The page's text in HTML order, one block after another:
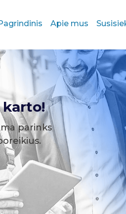
Apie mus
karto!
parinks